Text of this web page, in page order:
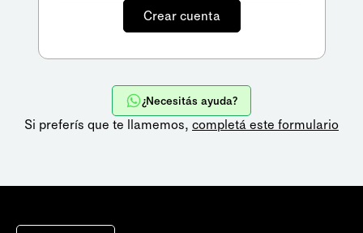
¿Necesitás ayuda?
Si preferís que te llamemos, completá este formulario